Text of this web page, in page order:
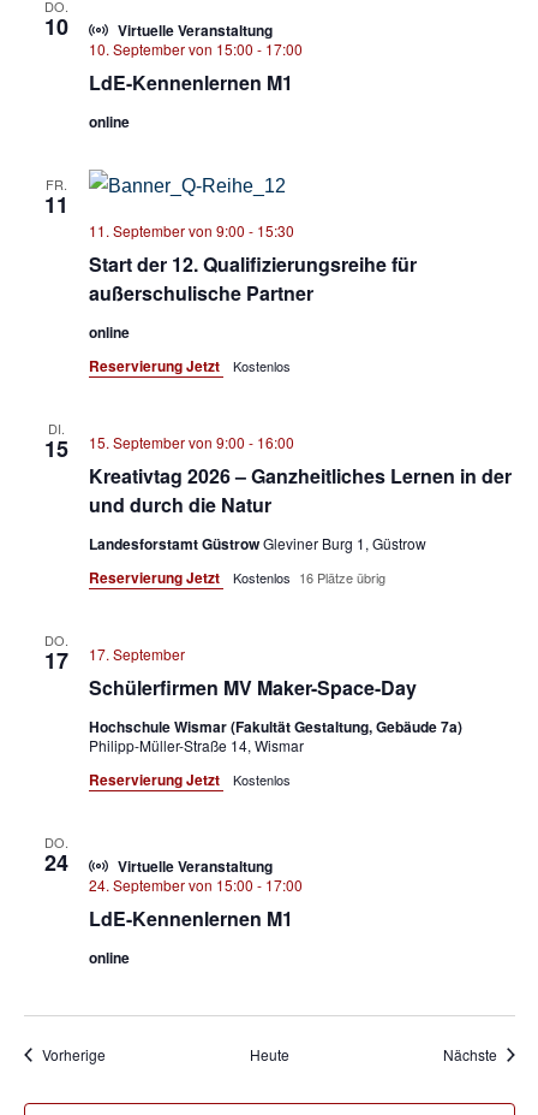
DO.
10
LdE-Kennenlernen M1
10. September von 15:00 - 17:00
online
Virtuelle Veranstaltung
FR.
11
Start der 12. Qualifizierungsreihe für
außerschulische Partner
11. September von 9:00 - 15:30
online
Reservierung Jetzt
Kostenlos
DI.
15
Kreativtag 2026 – Ganzheitliches Lernen in der
und durch die Natur
15. September von 9:00 - 16:00
Landesforstamt GüstrowGleviner Burg 1, Güstrow
Reservierung Jetzt Kostenlos 16 Plätze übrig
DO.
17
Schülerfirmen MV Maker-Space-Day
17. September
Hochschule Wismar (Fakultät Gestaltung, Gebäude 7a)
Philipp-Müller-Straße 14, Wismar
Reservierung Jetzt Kostenlos
DO.
24
LdE-Kennenlernen M1
24. September von 15:00 - 17:00
online
Virtuelle Veranstaltung
VorherigeVeranstaltungen Heute Nächste